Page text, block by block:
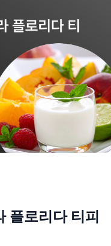
플로리다 티피